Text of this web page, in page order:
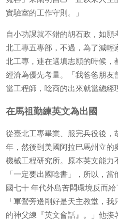
實驗室的工作守則。」
自小功課就不錯的胡石政，如
北工專五專部，不過，為了減輕
北工專，連在選填志願的時候，
經濟為優先考量。「我爸爸朋
當工程師，唸商的出來就當總經
在馬祖勤練英文為出國
從臺北工專畢業、服完兵役後，
年，然後到美國阿拉巴馬州立
機械工程研究所。原本英文能力
「一定要出國唸書」，所以，
國七十 年代外島苦悶環境反而
「軍營旁邊剛好是天主教堂，
的神父練『英文會話』。」他